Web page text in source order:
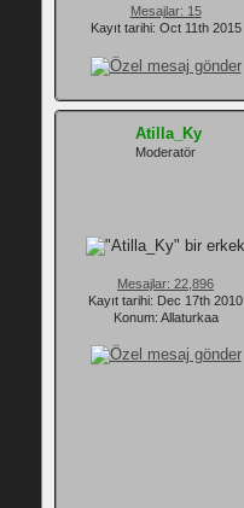
Mesajlar: 15
Kayıt tarihi: Oct 11th 2015
Atilla_Ky
Moderatör
Mesajlar: 22,896
Kayıt tarihi: Dec 17th 2010
Konum: Allaturkaa